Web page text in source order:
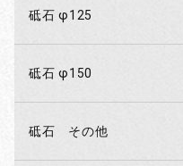
砥石 φ125
砥石 φ150
砥石 その他